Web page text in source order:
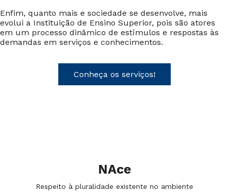
Enfim, quanto mais e sociedade se desenvolve, mais
evolui a Instituição de Ensino Superior, pois são atores
em um processo dinâmico de estímulos e respostas às
demandas em serviços e conhecimentos.
Conheça os serviços!
NAce
Respeito à pluralidade existente no ambiente